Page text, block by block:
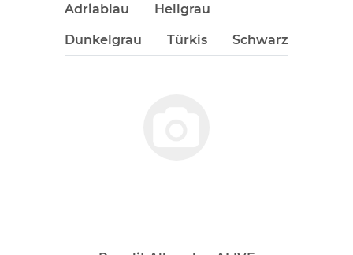
Adriablau Hellgrau
Dunkelgrau Türkis Schwarz